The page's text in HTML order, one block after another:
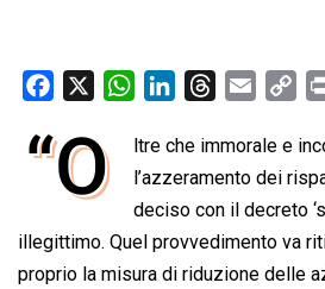
c
e
o
o
W
a
t
s
A
p
n
k
e
d
I
r
e
a
d
s
a
i
l
p
y
L
i
n
“O
ltre che immorale e
l’azzeramento dei
deciso con il decreto
illegittimo. Quel provvedimento va
proprio la misura di riduzione delle